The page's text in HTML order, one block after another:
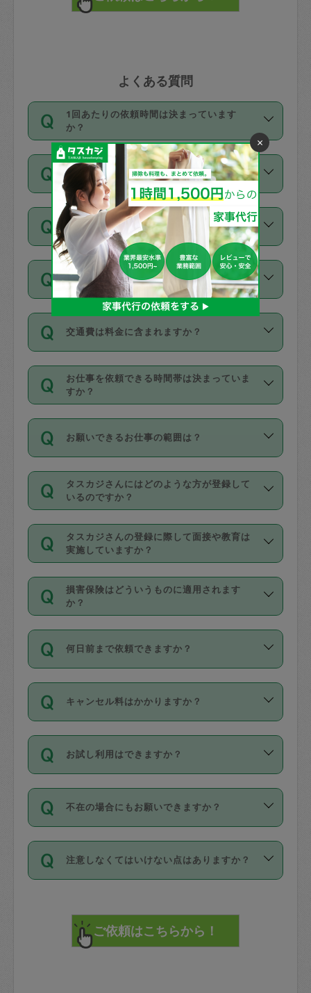
よくある質問
1回あたりの依頼時間は決まっています
か？
依頼1回につき3時間固定です。3時間を
超えて依頼したい場合は、延長機能をご
利用ください。機能をご利用いただくに
は、タスカジさんに事前に相談し、合意
の上事前申請することが必要です。な
お、3時間を下回っても、値引き等はござ
いません。
価格はどうやって決まっていますか？
11種類の価格帯の中からタスカジさん自
身が価格を選んで設定しています。
タスカジさんの価格設定には最初は制限
があり、レビュー件数、レビューの平均
値、などで除々に設定可能な最高額が上
がっていく仕組みになっています。
支払い方法を教えてください
お支払方法はクレジットカード（Visa／
Master／JCB／AMERICAN EXPRESS／
Diners Club）のみとなります。
カード情報のご登録は、依頼リクエスト
を行う際にご入力ください。プロフィー
ル登録時にはご入力いただかなくても大
丈夫です。
デビットカード・プリペイドカード（Vプ
リカ、au WALLETなど）は支払にはご利
銀行振込や現金払いも対応していませ
なお、タスカジさんの交通費も、依頼料
金のご請求と合わせてお支払いとなりま
動計算で表示されます。
同じタスカジさんに定期的にお願いする場
合はお得になる？
依頼には「スポット」と「定期（毎週｜
隔週）」があり、「定期」の依頼は「ス
ポット」よりお得な料金でご利用できま
す。
定期の最低利用回数は設けていない代わ
りに、一定数を超えたキャンセルは有償
（例：毎週定期の場合は３回以上のキャ
ンセルが有償（1200円、隔週定期の場合
は２回以上のキャンセルが有償（1200
交通費は料金に含まれますか？
交通費は依頼料金とは別途発生し、依頼
料金のご請求と合わせてお支払いとなり
ます。交通費の金額は「依頼の詳細」に
お仕事を依頼できる時間帯は決まっていま
すか？
時間帯は3種類あります。いずれも１回あ
たり３時間です。
・ＡＭ ９時～１２時
・ＰＭ １３時～１６時
・夜 １８時～２１時
開始時間を２時間前後変更することが可
能です。依頼送信後、個別にタスカジさ
んにメッセージを送り調整してくださ
い。ただし、２時間を越えての調整はで
時間も被らない場合、損害保険の対象外
お願いできるお仕事の範囲は？
掃除、整理収納、洗濯、買い物、料理、
作り置きです。タスカジさんによってで
きる仕事の範囲が異なりますので、依頼
する前にタスカジさんのプロフィールで
確認してください。
基本的に、高所での作業や危険作業、屋
外での作業は対象外です。
タスカジさんにはどのような方が登録して
いるのですか？
主婦として長年の家事経験をお持ちの
方、栄養士・調理師といった資格者で保
育園や学校の給食やレストランで料理関
係の専門職に従事されていた方、日本で
すでにハウスキーパーや英語の先生とし
てお仕事をしているフィリピン出身の
社員など様々なバックグラウンドの方が
登録しています。
日本語も話せる方など様々です。
ールに記載していますので、各自の得意
を依頼してください。
タスカジさんの登録に際して面接や教育は
実施していますか？
応募の際に、各自事務局との面接と説明
を行っています。その後、身分証明書の
写真提出をしていただいています。外国
確認しています。タスカジさんトレーニ
ング動画を使ったセルフトレーニングの
現場トライアルを受け、合格したタスカ
ジさんが活動されています。
※テストセンターの講評は１件目のレビュ
参考
【詳細】タスカジさんの登録に際
損害保険はどういうものに適用されます
か？
依頼者とタスカジさんとの間でタスカジ
を通して成立した作業時間内での作業に
適用されます。作業範囲は、掃除、洗
です。作業中に物を壊したり、人にけが
をさせたりした場合が対象で、補償金額
す。
写真を撮り、
詳細FAQ：
損害賠償保険について教えて
何日前まで依頼できますか？
ご依頼は、現在を起点に3日後（72時間
以降）の日時から受付可能となっていま
す。
タスカジさんへ「募集」をかけることが
可能です。
キャンセル料はかかりますか？
キャンセル料には、以下の2種類がありま
す。
1. 直前キャンセル（定期、スポット契約
共通）
72時間を超える※と、以下のキャンセル
料が発生します。
直前キャンセル料：
72時間前〜24時間前＝依頼料金の50%
お試し利用はできますか？
「お試し利用」というメニューはありま
せんが、「一回のみ」依頼を活用するこ
とによって、気に入ったタスカジさんを
まず、条件の合う気になるタスカジさ
みてください。
その後、一番気に入ったタスカジさんに
不在の場合にもお願いできますか？
不在の場合の作業はタスカジさんの同意
が必要です。数回の依頼ののち、タスカ
ジさんと依頼者の間で十分な信頼関係が
てください。
不在時に部屋に入るためにタスカジさん
注意しなくてはいけない点はありますか？
で、必ず鍵のかかるロッカーや金庫に入
れて依頼者の責任の元管理するよう心掛
けてください。
×